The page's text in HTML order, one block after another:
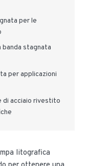
per le
stagnata
per applicazioni
di acciaio rivestito
litografica